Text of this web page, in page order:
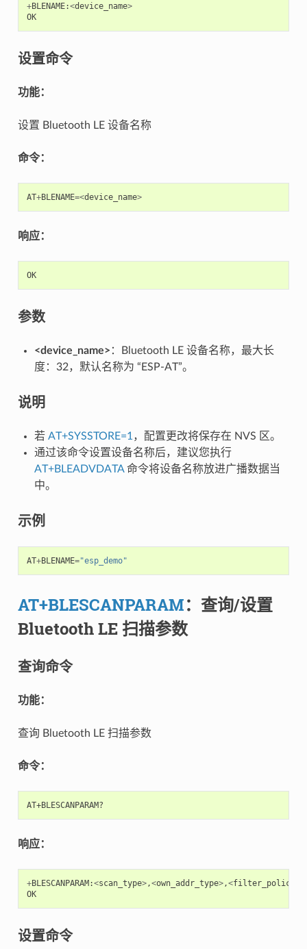
+BLENAME:<device_name>
OK
设置命令
功能：
设置 Bluetooth LE 设备名称
命令：
AT+BLENAME=<device_name>
响应：
OK
参数
<device_name> ：Bluetooth LE 设备名称，最大长
度：32，默认名称为 “ESP-AT”。
说明
若 AT+SYSSTORE=1 ，配置更改将保存在 NVS 区。
通过该命令设置设备名称后，建议您执行
AT+BLEADVDATA命令将设备名称放进广播数据当
中。
示例
AT+BLENAME="esp_demo"
AT+BLESCANPARAM：查询/设置
Bluetooth LE 扫描参数
查询命令
功能：
查询 Bluetooth LE 扫描参数
命令：
响应：
+BLESCANPARAM:<scan_type>,<own_addr_type>,<filter_policy
OK
设置命令